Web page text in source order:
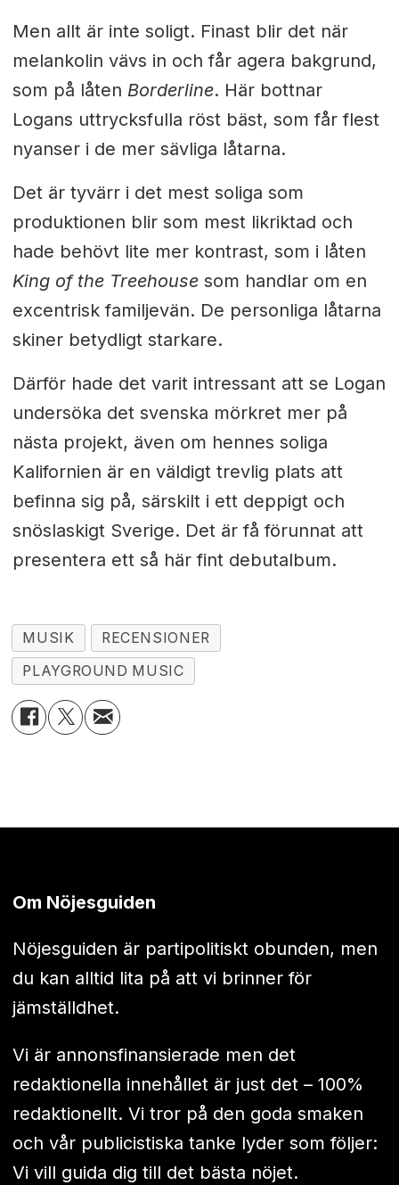
Men allt är inte soligt. Finast blir det när
melankolin vävs in och får agera bakgrund,
som på låten Borderline. Här bottnar
Logans uttrycksfulla röst bäst, som får flest
nyanser i de mer sävliga låtarna.
Det är tyvärr i det mest soliga som
produktionen blir som mest likriktad och
hade behövt lite mer kontrast, som i låten
King of the Treehousesom handlar om en
excentrisk familjevän. De personliga låtarna
skiner betydligt starkare.
Därför hade det varit intressant att se Logan
undersöka det svenska mörkret mer på
nästa projekt, även om hennes soliga
Kalifornien är en väldigt trevlig plats att
befinna sig på, särskilt i ett deppigt och
snöslaskigt Sverige. Det är få förunnat att
presentera ett så här fint debutalbum.
MUSIK
RECENSIONER
PLAYGROUND MUSIC
Om Nöjesguiden
Nöjesguiden är partipolitiskt obunden, men
du kan alltid lita på att vi brinner för
jämställdhet.
Vi är annonsfinansierade men det
redaktionella innehållet är just det – 100%
redaktionellt. Vi tror på den goda smaken
och vår publicistiska tanke lyder som följer:
Vi vill guida dig till det bästa nöjet.